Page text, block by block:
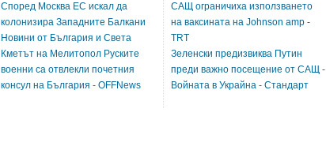
Show
Според Москва ЕС искал да
колонизира Западните Балкани
Новини от България и Света
Кметът на Мелитопол Руските
военни са отвлекли почетния
консул на България - OFFNews
САЩ ограничиха използването
на ваксината на Johnson amp -
TRT
Зеленски предизвиква Путин
преди важно посещение от САЩ -
Войната в Украйна - Стандарт